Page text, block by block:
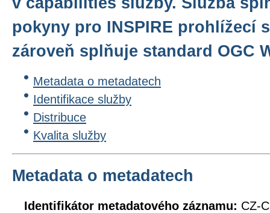
pokyny pro INSPIRE prohlížecí
zároveň splňuje standard OGC
Metadata o metadatech
Identifikace služby
Distribuce
Kvalita služby
Metadata o metadatech
Identifikátor metadatového záznamu: CZ-